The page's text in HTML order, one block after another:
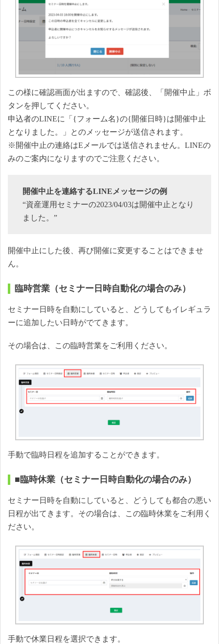
この様に確認画面が出ますので、確認後、「開催中止」ボ
タンを押してください。
申込者のLINEに「{フォーム名}の{開催日時}は開催中止
となりました。」とのメッセージが送信されます。
※開催中止の連絡はEメールでは送信されません。LINEの
みのご案内になりますのでご注意ください。
開催中止を連絡するLINEメッセージの例
“資産運用セミナーの2023/04/03は開催中止となり
ました。”
開催中止にした後、再び開催に変更することはできませ
ん。
臨時営業（セミナー日時自動化の場合のみ）
セミナー日時を自動にしていると、どうしてもイレギュラ
ーに追加したい日時がでてきます。
その場合は、この臨時営業をご利用ください。
手動で臨時日程を追加することができます。
■臨時休業（セミナー日時自動化の場合のみ）
セミナー日時を自動にしていると、どうしても都合の悪い
日程が出てきます。その場合は、この臨時休業をご利用く
ださい。
手動で休業日程を選択できます。